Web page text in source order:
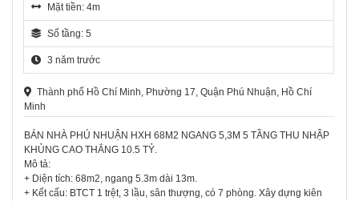
Mặt tiền: 4m
Số tầng: 5
3 năm trước
Thành phố Hồ Chí Minh, Phường 17, Quận Phú Nhuận, Hồ Chí
Minh
BÁN NHÀ PHÚ NHUẬN HXH 68M2 NGANG 5,3M 5 TẦNG THU NHẬP
KHỦNG CAO THẮNG 10.5 TỶ.
Mô tả:
+ Diện tích: 68m2, ngang 5.3m dài 13m.
+ Kết cấu: BTCT 1 trệt, 3 lầu, sân thượng, có 7 phòng. Xây dựng kiên